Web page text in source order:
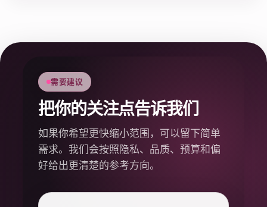
需要建议
把你的关注点告诉我们
如果你希望更快缩小范围，可以留下简单
需求。我们会按照隐私、品质、预算和偏
好给出更清楚的参考方向。